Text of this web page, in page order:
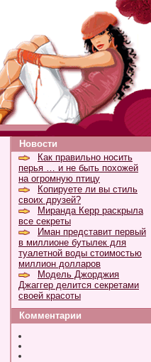
Новости
Как правильно носить
перья … и не быть похожей
на огромную птицу
Копируете ли вы стиль
своих друзей?
Миранда Керр раскрыла
все секреты
Иман представит первый
в миллионе бутылек для
туалетной воды стоимостью
миллион долларов
Модель Джорджия
Джаггер делится секретами
своей красоты
Комментарии